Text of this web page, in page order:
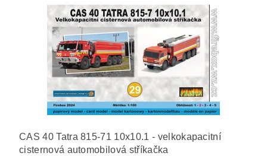
CAS 40 Tatra 815-71 10x10.1 - velkokapacitní
cisternová automobilová stříkačka